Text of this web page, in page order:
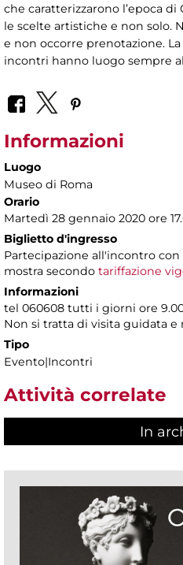
che caratterizzarono l’epoca
le scelte artistiche e non solo.
e non occorre prenotazione.
incontri hanno luogo sempre
Informazioni
Luogo
Museo di Roma
Orario
Martedì 28 gennaio 2020 ore
Biglietto d'ingresso
Partecipazione all'incontro
mostra secondo tariffazione
Informazioni
tel 060608 tutti i giorni ore 9.00
Non si tratta di visita guidata
Tipo
Evento|Incontri
Attività correlate
In